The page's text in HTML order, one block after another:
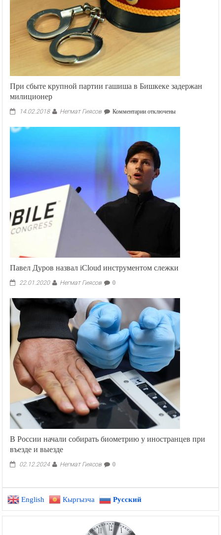
При сбыте крупной партии гашиша в Бишкеке задержан
милиционер
14.02.2018 Негмат Гиясов Комментариик
При
крупной
партии
гашиша
в
Бишкеке
задержан
милиционер
отключены
Павел Дуров назвал iCloud инструментом слежки
22.01.2020 Негмат Гиясов 0
В России начали собирать биометрию у иностранцев при
въезде и выезде
02.12.2024 Негмат Гиясов 0
English Кыргызча Русский